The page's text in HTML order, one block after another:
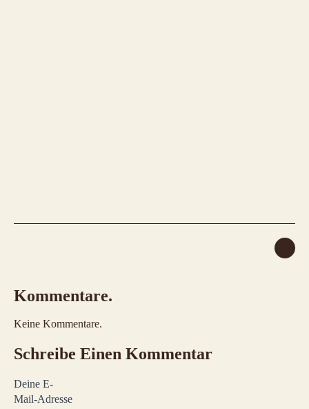
Kommentare.
Keine Kommentare.
Schreibe Einen Kommentar
Deine E-
Mail-Adresse